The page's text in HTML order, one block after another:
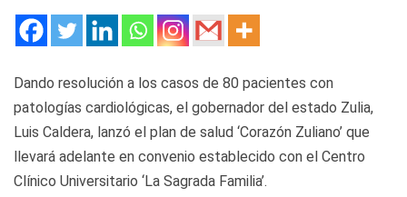
Dando resolución a los casos de 80 pacientes con
patologías cardiológicas, el gobernador del estado Zulia,
Luis Caldera, lanzó el plan de salud ‘Corazón Zuliano’ que
llevará adelante en convenio establecido con el Centro
Clínico Universitario ‘La Sagrada Familia’.